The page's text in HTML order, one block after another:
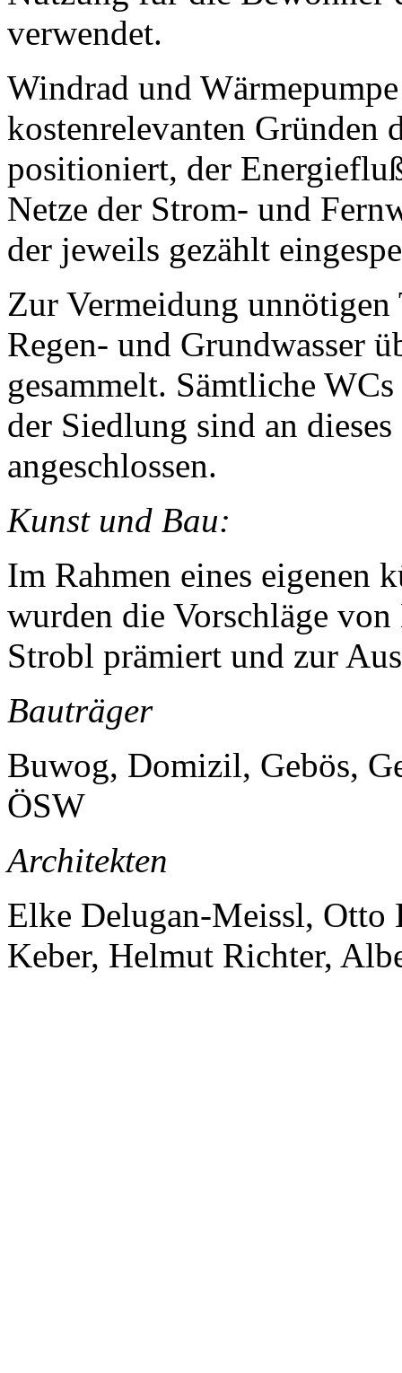
verwendet.
Windrad und
kostenrelevanten Gründen
positioniert, der
Netze der Strom- und
der jeweils gezählt
Zur Vermeidung
Regen- und Grundwasser
gesammelt. Sämtliche
der Siedlung sind an
angeschlossen.
Kunst und Bau:
Im Rahmen eines eigenen
wurden die Vorschläge
Strobl prämiert und zur
Bauträger
Buwog, Domizil, Gebös,
ÖSW
Architekten
Elke Delugan-Meissl, Otto
Keber, Helmut Richter,